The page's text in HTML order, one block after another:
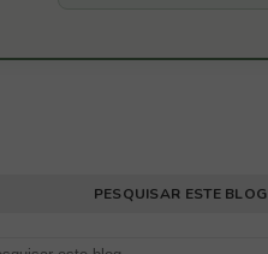
PESQUISAR ESTE BLOG